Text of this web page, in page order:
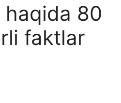
haqida 80
faktlar